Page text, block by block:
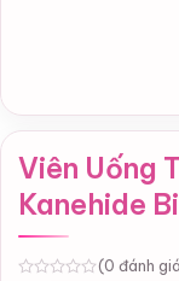
Viên Uống
Kanehide
(0 đánh